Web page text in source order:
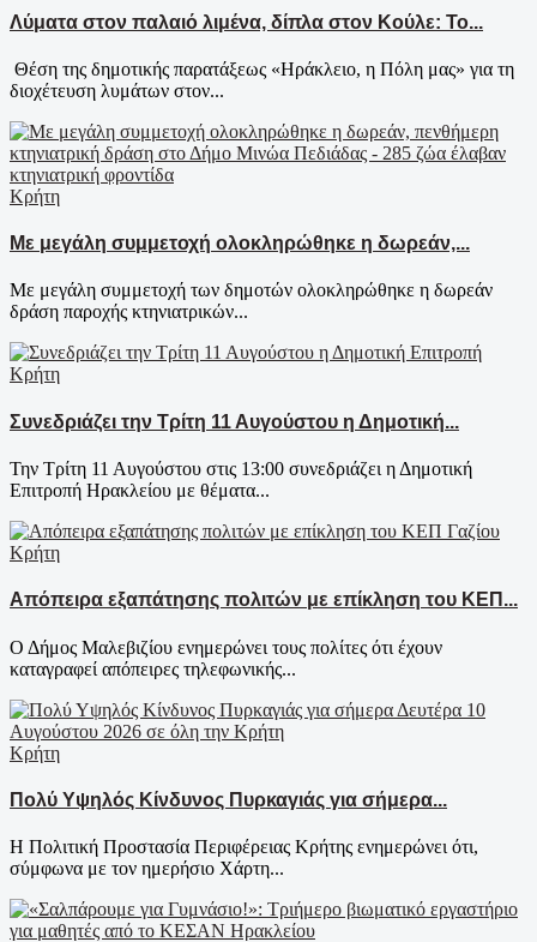
Λύματα στον παλαιό λιμένα, δίπλα στον Κούλε: Το...
Θέση της δημοτικής παρατάξεως «Ηράκλειο, η Πόλη μας» για τη
διοχέτευση λυμάτων στον...
Κρήτη
Με μεγάλη συμμετοχή ολοκληρώθηκε η δωρεάν,...
Με μεγάλη συμμετοχή των δημοτών ολοκληρώθηκε η δωρεάν
δράση παροχής κτηνιατρικών...
Κρήτη
Συνεδριάζει την Τρίτη 11 Αυγούστου η Δημοτική...
Την Τρίτη 11 Αυγούστου στις 13:00 συνεδριάζει η Δημοτική
Επιτροπή Ηρακλείου με θέματα...
Κρήτη
Απόπειρα εξαπάτησης πολιτών με επίκληση του ΚΕΠ...
Ο Δήμος Μαλεβιζίου ενημερώνει τους πολίτες ότι έχουν
καταγραφεί απόπειρες τηλεφωνικής...
Κρήτη
Πολύ Υψηλός Κίνδυνος Πυρκαγιάς για σήμερα...
Η Πολιτική Προστασία Περιφέρειας Κρήτης ενημερώνει ότι,
σύμφωνα με τον ημερήσιο Χάρτη...